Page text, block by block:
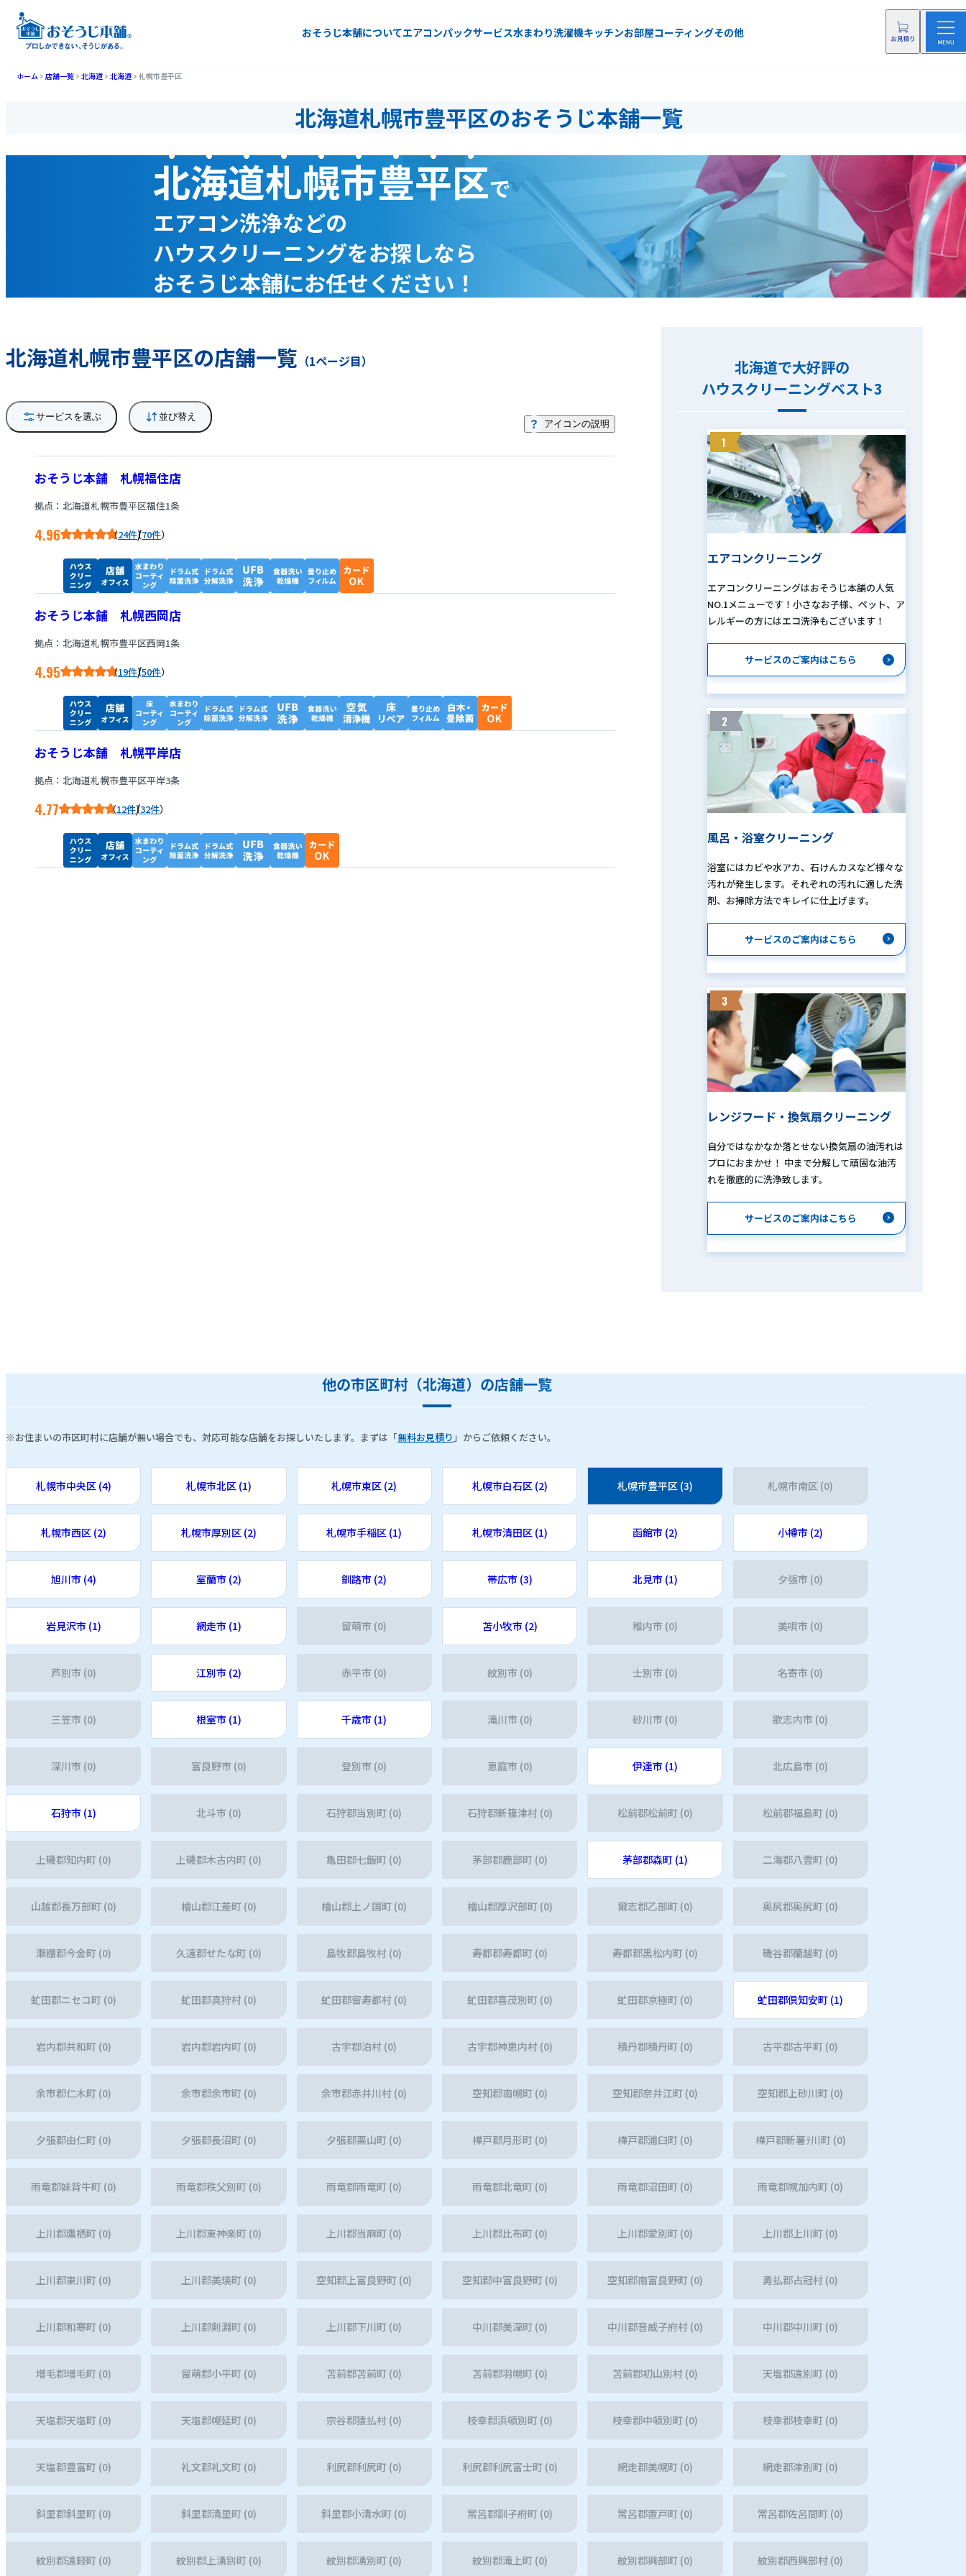
おそうじ本舗についてエアコンパックサービス水まわり洗濯機キッチンお部屋コーティングその他
ホーム 店舗一覧 北海道 北海道 札幌市豊平区
北海道札幌市豊平区のおそうじ本舗一覧
北海道札幌市豊平区で
エアコン洗浄などの
ハウスクリーニングをお探しなら
おそうじ本舗にお任せください！
北海道札幌市豊平区の店舗一覧 （1ページ目）
サービスを選ぶ 並び替え
アイコンの説明
おそうじ本舗 札幌福住店
拠点：北海道札幌市豊平区福住1条
4.96 24件/70件
おそうじ本舗 札幌西岡店
拠点：北海道札幌市豊平区西岡1条
4.95 19件/50件
おそうじ本舗 札幌平岸店
拠点：北海道札幌市豊平区平岸3条
4.77 12件/32件
北海道で大好評の
ハウスクリーニングベスト3
1
エアコンクリーニング
エアコンクリーニングはおそうじ本舗の人気
NO.1メニューです！小さなお子様、ペット、ア
レルギーの方にはエコ洗浄もございます！
サービスのご案内はこちら
2
風呂・浴室クリーニング
浴室にはカビや水アカ、石けんカスなど様々な
汚れが発生します。それぞれの汚れに適した洗
剤、お掃除方法でキレイに仕上げます。
サービスのご案内はこちら
3
レンジフード・換気扇クリーニング
自分ではなかなか落とせない換気扇の油汚れは
プロにおまかせ！ 中まで分解して頑固な油汚
れを徹底的に洗浄致します。
サービスのご案内はこちら
他の市区町村（北海道）の店舗一覧
※お住まいの市区町村に店舗が無い場合でも、対応可能な店舗をお探しいたします。まずは「無料お見積り 」からご依頼ください。
札幌市中央区 (4) 札幌市北区 (1) 札幌市東区 (2) 札幌市白石区 (2) 札幌市豊平区 (3) 札幌市南区 (0)
札幌市西区 (2) 札幌市厚別区 (2) 札幌市手稲区 (1) 札幌市清田区 (1) 函館市 (2) 小樽市 (2)
旭川市 (4) 室蘭市 (2) 釧路市 (2) 帯広市 (3) 北見市 (1) 夕張市 (0)
岩見沢市 (1) 網走市 (1) 留萌市 (0) 苫小牧市 (2) 稚内市 (0) 美唄市 (0)
芦別市 (0) 江別市 (2) 赤平市 (0) 紋別市 (0) 士別市 (0) 名寄市 (0)
三笠市 (0) 根室市 (1) 千歳市 (1) 滝川市 (0) 砂川市 (0) 歌志内市 (0)
深川市 (0) 富良野市 (0) 登別市 (0) 恵庭市 (0) 伊達市 (1) 北広島市 (0)
石狩市 (1) 北斗市 (0) 石狩郡当別町 (0) 石狩郡新篠津村 (0) 松前郡松前町 (0) 松前郡福島町 (0)
上磯郡知内町 (0) 上磯郡木古内町 (0) 亀田郡七飯町 (0) 茅部郡鹿部町 (0) 茅部郡森町 (1) 二海郡八雲町 (0)
山越郡長万部町 (0) 檜山郡江差町 (0) 檜山郡上ノ国町 (0) 檜山郡厚沢部町 (0) 爾志郡乙部町 (0) 奥尻郡奥尻町 (0)
瀬棚郡今金町 (0) 久遠郡せたな町 (0) 島牧郡島牧村 (0) 寿都郡寿都町 (0) 寿都郡黒松内町 (0) 磯谷郡蘭越町 (0)
虻田郡ニセコ町 (0) 虻田郡真狩村 (0) 虻田郡留寿都村 (0) 虻田郡喜茂別町 (0) 虻田郡京極町 (0) 虻田郡倶知安町 (1)
岩内郡共和町 (0) 岩内郡岩内町 (0) 古宇郡泊村 (0) 古宇郡神恵内村 (0) 積丹郡積丹町 (0) 古平郡古平町 (0)
余市郡仁木町 (0) 余市郡余市町 (0) 余市郡赤井川村 (0) 空知郡南幌町 (0) 空知郡奈井江町 (0) 空知郡上砂川町 (0)
夕張郡由仁町 (0) 夕張郡長沼町 (0) 夕張郡栗山町 (0) 樺戸郡月形町 (0) 樺戸郡浦臼町 (0) 樺戸郡新薯ﾃ川町 (0)
雨竜郡妹背牛町 (0) 雨竜郡秩父別町 (0) 雨竜郡雨竜町 (0) 雨竜郡北竜町 (0) 雨竜郡沼田町 (0) 雨竜郡幌加内町 (0)
上川郡鷹栖町 (0) 上川郡東神楽町 (0) 上川郡当麻町 (0) 上川郡比布町 (0) 上川郡愛別町 (0) 上川郡上川町 (0)
上川郡東川町 (0) 上川郡美瑛町 (0) 空知郡上富良野町 (0) 空知郡中富良野町 (0) 空知郡南富良野町 (0) 勇払郡占冠村 (0)
上川郡和寒町 (0) 上川郡剣淵町 (0) 上川郡下川町 (0) 中川郡美深町 (0) 中川郡音威子府村 (0) 中川郡中川町 (0)
増毛郡増毛町 (0) 留萌郡小平町 (0) 苫前郡苫前町 (0) 苫前郡羽幌町 (0) 苫前郡初山別村 (0) 天塩郡遠別町 (0)
天塩郡天塩町 (0) 天塩郡幌延町 (0) 宗谷郡猿払村 (0) 枝幸郡浜頓別町 (0) 枝幸郡中頓別町 (0) 枝幸郡枝幸町 (0)
天塩郡豊富町 (0) 礼文郡礼文町 (0) 利尻郡利尻町 (0) 利尻郡利尻富士町 (0) 網走郡美幌町 (0) 網走郡津別町 (0)
斜里郡斜里町 (0) 斜里郡清里町 (0) 斜里郡小清水町 (0) 常呂郡訓子府町 (0) 常呂郡置戸町 (0) 常呂郡佐呂間町 (0)
紋別郡遠軽町 (0) 紋別郡上湧別町 (0) 紋別郡湧別町 (0) 紋別郡滝上町 (0) 紋別郡興部町 (0) 紋別郡西興部村 (0)